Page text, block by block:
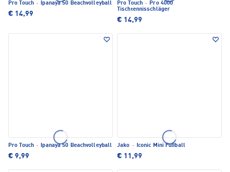
Pro Touch · Ipanaya 50 Beachvolleyball
€ 14,99
Pro Touch · Pro 4000
Tischtennisschläger
€ 14,99
Pro Touch · Ipanaya 50 Beachvolleyball
€ 9,99
Jako · Iconic Mini Fußball
€ 11,99